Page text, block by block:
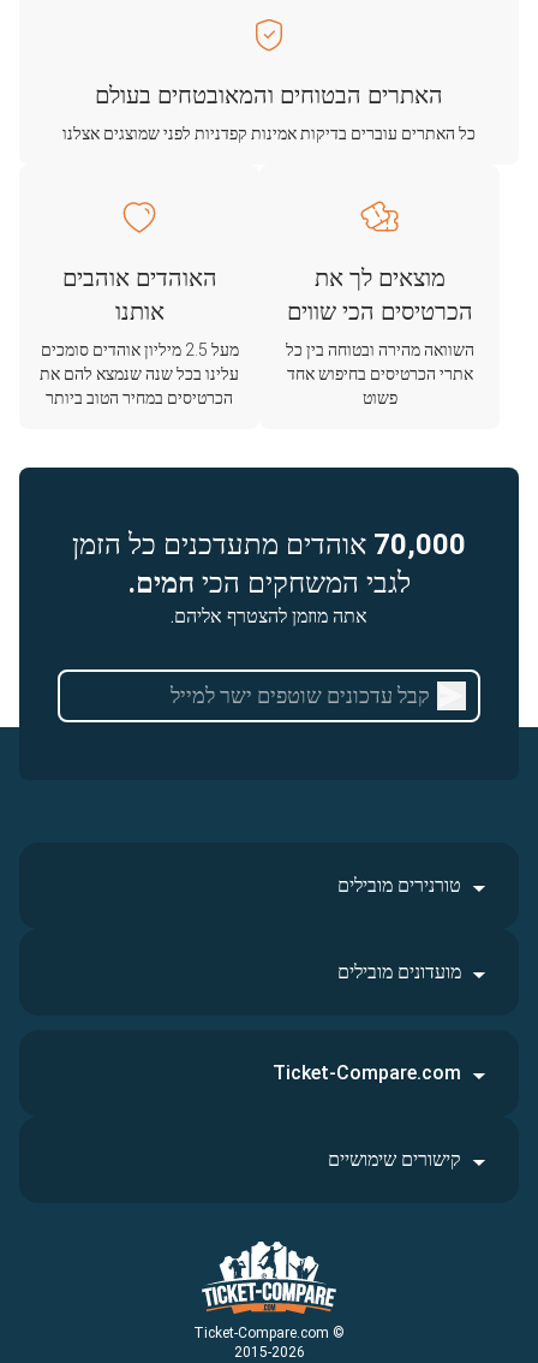
האתרים הבטוחים והמאובטחים בעולם
כל האתרים עוברים בדיקות אמינות קפדניות לפני שמוצגים אצלנו
מוצאים לך את
הכרטיסים הכי שווים
השוואה מהירה ובטוחה בין כל
אתרי הכרטיסים בחיפוש אחד
פשוט
האוהדים אוהבים
אותנו
מעל 2.5 מיליון אוהדים סומכים
עלינו בכל שנה שנמצא להם את
הכרטיסים במחיר הטוב ביותר
70,000 אוהדים מתעדכנים כל הזמן
לגבי המשחקים הכי חמים.
אתה מוזמן להצטרף אליהם.
טורנירים מובילים
מועדונים מובילים
© Ticket-Compare.com
2015-2026
Ticket-Compare.com
קישורים שימושיים